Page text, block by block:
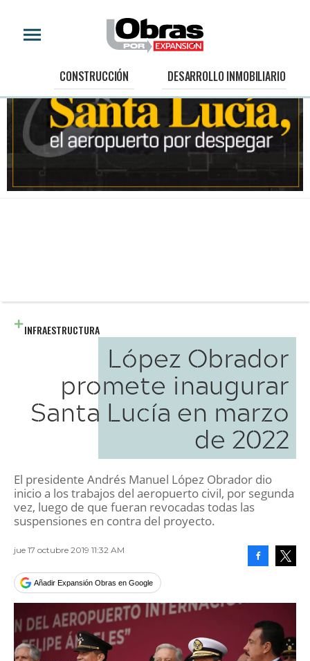
CONSTRUCCIÓN DESARROLLO INMOBILIARIO
INFRAESTRUCTURA
López Obrador
promete inaugurar
Santa Lucía en marzo
de 2022
El presidente Andrés Manuel López Obrador dio
inicio a los trabajos del aeropuerto civil, por segunda
vez, luego de que fueran revocadas todas las
suspensiones en contra del proyecto.
jue 17 octubre 2019 11:32 AM
Añadir Expansión Obras en Google